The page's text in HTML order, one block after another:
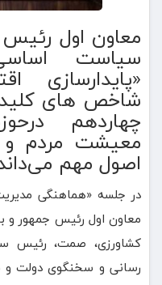
معاون اول
سیاست
«پایدارسازی
شاخص های
چهاردهم
معیشت مردم و
اصول مهم
در جلسه «هماهنگی
معاون اول رئیس جمهور و
کشاورزی، صمت، رئیس
رسانی و سخنگوی دولت و